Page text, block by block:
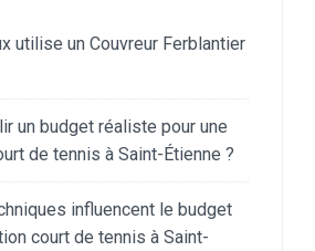
utilise un Couvreur Ferblantier
un budget réaliste pour une
de tennis à Saint-Étienne ?
influencent le budget
court de tennis à Saint-